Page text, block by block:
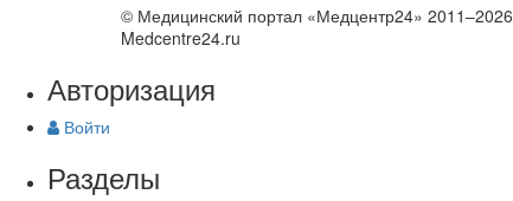
© Медицинский портал «Медцентр24» 2011–2026
Medcentre24.ru
Авторизация
Войти
Разделы